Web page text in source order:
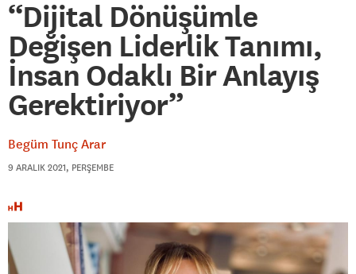
“Dijital Dönüşümle
Değişen Liderlik Tanımı,
İnsan Odaklı Bir Anlayış
Gerektiriyor”
Begüm Tunç Arar
9 ARALIK 2021, PERŞEMBE